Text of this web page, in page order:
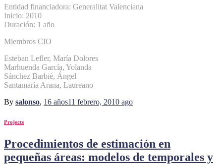
Entidad financiadora: Generalitat Valenciana
Inicio: 2010
Duración: 1 año
Miembros CIO
Esteban Lefler, María Dolores
Marhuenda García, Yolanda
Sánchez Barbié, Ángel
Santamaría Arana, Laureano
By salonso, 16 años11 febrero, 2010 ago
Projects
Procedimientos de estimación en
pequeñas áreas: modelos de temporales y